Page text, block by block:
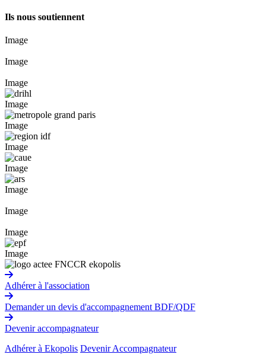
Ils nous soutiennent
Image
Image
Image
Image
Image
Image
Image
Image
Image
Image
Image
Adhérer à l'association
Demander un devis d'accompagnement BDF/QDF
Devenir accompagnateur
Adhérer à Ekopolis Devenir Accompagnateur